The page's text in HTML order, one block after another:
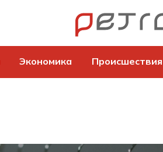
Экономика Происшествия